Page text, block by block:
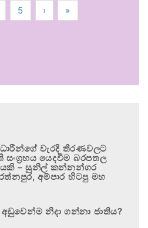
5 › »
වැරදි තීරණවලට
යෙදවීම බරපතල
– සුනිල් කන්නන්ගර
අම්පාර හිටපු මහ
නිදා ගන්නා ජාතිය?